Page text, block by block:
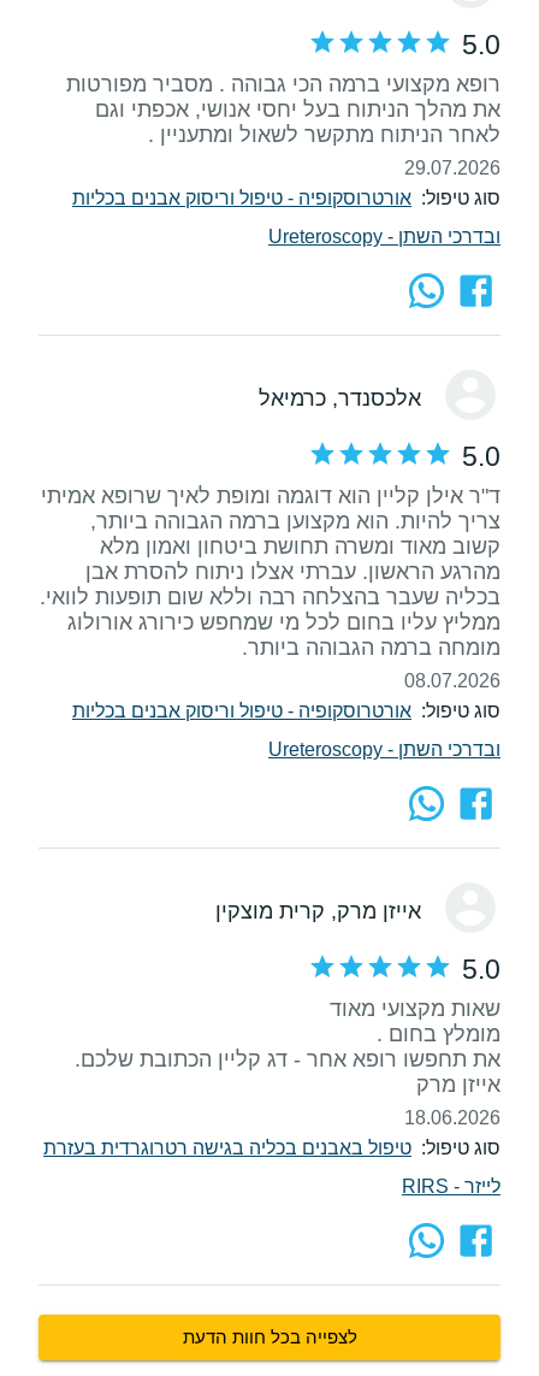
5.0
רופא מקצועי ברמה הכי גבוהה . מסביר מפורטות
את מהלך הניתוח בעל יחסי אנושי, אכפתי וגם
לאחר הניתוח מתקשר לשאול ומתעניין .
29.07.2026
סוג טיפול: אורטרוסקופיה - טיפול וריסוק אבנים בכליות
ובדרכי השתן - Ureteroscopy
אלכסנדר, כרמיאל
5.0
ד"ר אילן קליין הוא דוגמה ומופת לאיך שרופא אמיתי
צריך להיות. הוא מקצוען ברמה הגבוהה ביותר,
קשוב מאוד ומשרה תחושת ביטחון ואמון מלא
מהרגע הראשון. עברתי אצלו ניתוח להסרת אבן
בכליה שעבר בהצלחה רבה וללא שום תופעות לוואי.
ממליץ עליו בחום לכל מי שמחפש כירורג אורולוג
מומחה ברמה הגבוהה ביותר.
08.07.2026
סוג טיפול: אורטרוסקופיה - טיפול וריסוק אבנים בכליות
ובדרכי השתן - Ureteroscopy
אייזן מרק, קרית מוצקין
5.0
אייזן מרק
18.06.2026
סוג טיפול: טיפול באבנים בכליה בגישה רטרוגרדית בעזרת
לייזר - RIRS
לצפייה בכל חוות הדעת